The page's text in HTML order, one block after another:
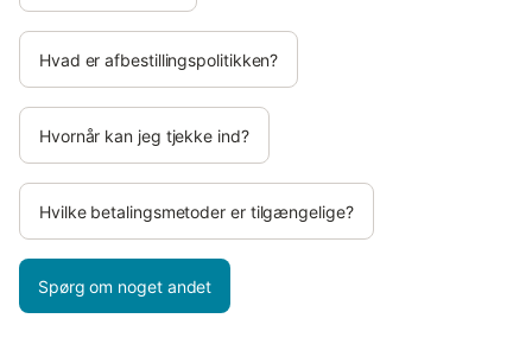
Hvad er afbestillingspolitikken?
Hvornår kan jeg tjekke ind?
Hvilke betalingsmetoder er tilgængelige?
Spørg om noget andet